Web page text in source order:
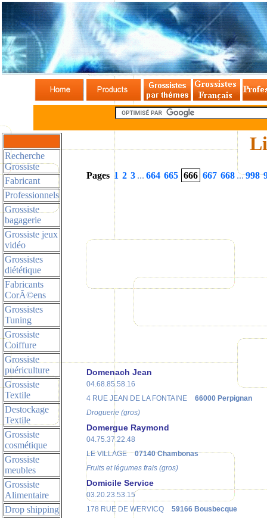
Recherche
Grossiste
Fabricant
Professionnels
Grossiste
bagagerie
Grossiste jeux
vidéo
Grossistes
diététique
Fabricants
CorÃ©ens
Grossistes
Tuning
Grossiste
Coiffure
Grossiste
puériculture
Grossiste
Textile
Destockage
Textile
Grossiste
cosmétique
Grossiste
meubles
Grossiste
Alimentaire
Drop shipping
Pages 1 2 3 ... 664 665 666 667 668 ...998
Domenach Jean
04.68.85.58.16
4 RUE JEAN DE LA FONTAINE
66000 Perpignan
Droguerie (gros)
Domergue Raymond
04.75.37.22.48
LE VILLAGE
07140 Chambonas
Fruits et légumes frais (gros)
Domicile Service
03.20.23.53.15
178 RUE DE WERVICQ
59166 Bousbecque